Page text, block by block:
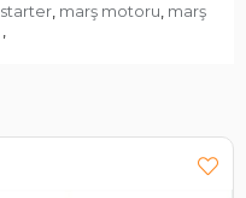
starter, marş motoru, marş
,